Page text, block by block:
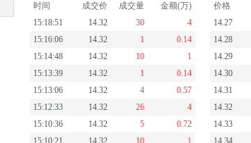
时间 成交价 成交量
金额(万)
15:18:51
14.32 30
4
15:16:06
14.32 1
0.14
15:14:48
14.32 10
1
15:13:39
14.32 1
0.14
15:13:06
14.32 4
0.57
15:12:33
14.32 26
4
15:10:36
14.32 5
0.72
15:10:21
14.32 10 1
价格
14.27
14.28
14.29
14.30
14.31
14.32
14.33
14.34